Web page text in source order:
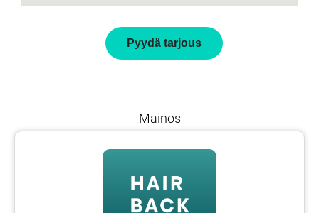
Pyydä tarjous
Mainos